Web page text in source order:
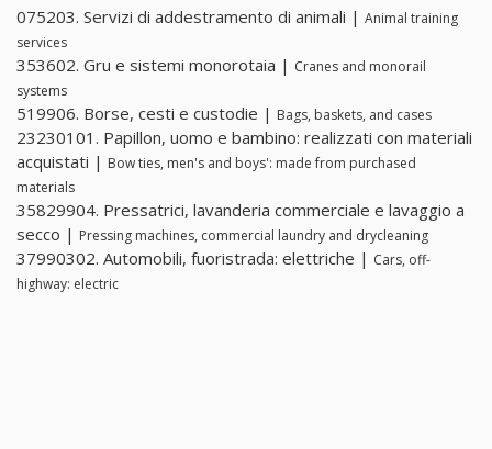
075203. Servizi di addestramento di animali | Animal training
services
353602. Gru e sistemi monorotaia | Cranes and monorail
systems
519906. Borse, cesti e custodie | Bags, baskets, and cases
23230101. Papillon, uomo e bambino: realizzati con materiali
acquistati | Bow ties, men's and boys': made from purchased
materials
35829904. Pressatrici, lavanderia commerciale e lavaggio a
secco | Pressing machines, commercial laundry and drycleaning
37990302. Automobili, fuoristrada: elettriche | Cars, off-
highway: electric